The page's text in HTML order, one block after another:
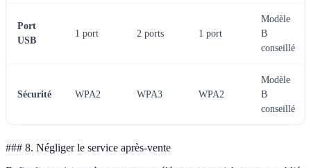
Port
USB
1 port 2 ports 1 port
Modèle
B
conseillé
Sécurité WPA2 WPA3 WPA2
Modèle
B
conseillé
### 8. Négliger le service après-vente